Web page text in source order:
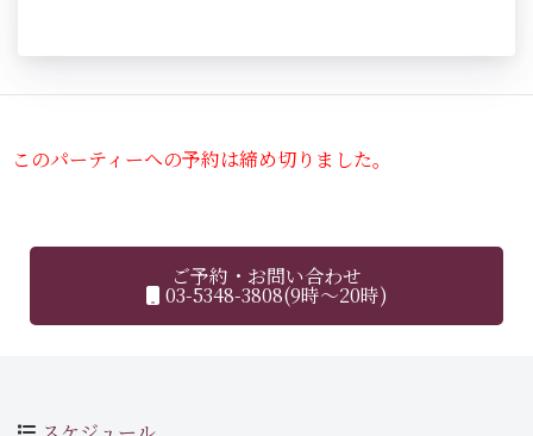
このパーティーへの予約は締め切りました。
ご予約・お問い合わせ
03-5348-3808(9時～20時)